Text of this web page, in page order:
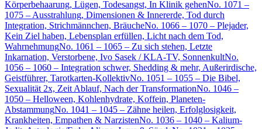
Körperbehaarung, Lügen, Todesangst, In Klinik gehenNo. 1071 –
1075 – Ausstrahlung, Dimensionen & Innererde, Tod durch
Integration, Strichmännchen, BräucheNo. 1066 – 1070 – Plejader,
Kein Ziel haben, Lebensplan erfüllen, Licht nach dem Tod,
WahrnehmungNo. 1061 – 1065 – Zu sich stehen, Letzte
Inkarnation, Verstorbene, Ivo Sasek / KLA-TV, SonnenkultNo.
1056 – 1060 – Integration schwer, Shedding & mehr, Außerirdische,
Geistführer, Tarotkarten-KollektivNo. 1051 – 1055 – Die Bibel,
Sexualität 2x, Zeit Ablauf, Nach der TransformationNo. 1046 –
1050 – Helloween, Kohlenhydrate, Koffein, Planeten-
AbstammungNo. 1041 – 1045 – Zähne heilen, Erfolglosigkeit,
Krankheiten, Empathen & NarzistenNo. 1036 – 1040 – Kalium-